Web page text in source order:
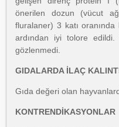
önerilen dozun (vücut
fluralaner) 3 katı
ardından iyi tolore
gözlenmedi.
GIDALARDA İLAÇ
Gıda değeri olan
KONTRENDİKASYONLAR